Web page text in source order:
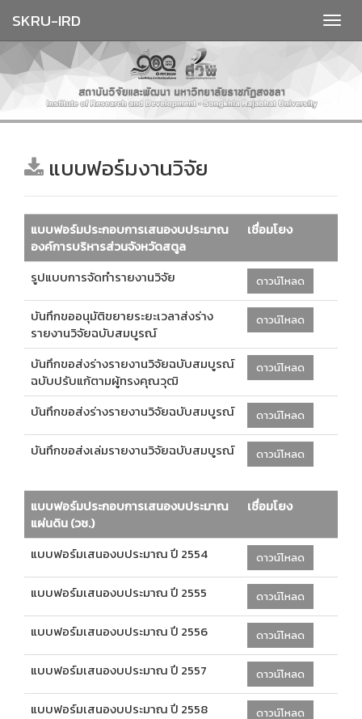
SKRU-IRD
แบบฟอร์มงานวิจัย
แบบฟอร์มประกอบการเสนองบประมาณ
องค์การบริหารส่วนจังหวัดสตูล
เชื่อมโยง
รูปแบบการจัดทำรายงานวิจัย ดาวน์โหลด
บันทึกขออนุมัติขยายระยะเวลาส่งร่าง
รายงานวิจัยฉบับสมบูรณ์
ดาวน์โหลด
บันทึกขอส่งร่างรายงานวิจัยฉบับสมบูรณ์
ฉบับปรับแก้ตามผู้ทรงคุณวุฒิ
ดาวน์โหลด
บันทึกขอส่งร่างรายงานวิจัยฉบับสมบูรณ์ ดาวน์โหลด
บันทึกขอส่งเล่มรายงานวิจัยฉบับสมบูรณ์ ดาวน์โหลด
แบบฟอร์มประกอบการเสนองบประมาณ
แผ่นดิน (วช.)
เชื่อมโยง
แบบฟอร์มเสนองบประมาณ ปี 2554 ดาวน์โหลด
แบบฟอร์มเสนองบประมาณ ปี 2555 ดาวน์โหลด
แบบฟอร์มเสนองบประมาณ ปี 2556 ดาวน์โหลด
แบบฟอร์มเสนองบประมาณ ปี 2557 ดาวน์โหลด
แบบฟอร์มเสนองบประมาณ ปี 2558 ดาวน์โหลด